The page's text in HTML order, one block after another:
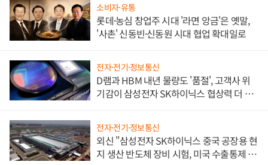
소비자·유통
롯데·농심 창업주 시대 '라면 앙금'은 옛말,
'사촌' 신동빈·신동원 시대 협업 확대일로
전자·전기·정보통신
D램과 HBM 내년 물량도 '품절', 고객사 위
기감이 삼성전자 SK하이닉스 협상력 더 키
전자·전기·정보통신
외신 "삼성전자 SK하이닉스 중국 공장용 현
지 생산 반도체 장비 시험, 미국 수출통제 대